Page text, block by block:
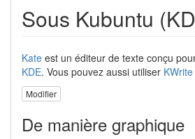
Sous Kubuntu
Kate est un éditeur de texte conçu
KDE. Vous pouvez aussi utiliser KWrite
Modifier
De manière graphique